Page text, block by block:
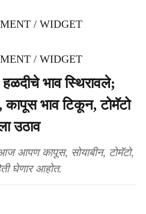
/ WIDGET
/ WIDGET
भाव स्थिरावले;
कापूस भाव टिकून, टोमॅटो
उठाव
आपण कापूस, सोयाबीन, टोमॅटो,
घेणार आहोत.